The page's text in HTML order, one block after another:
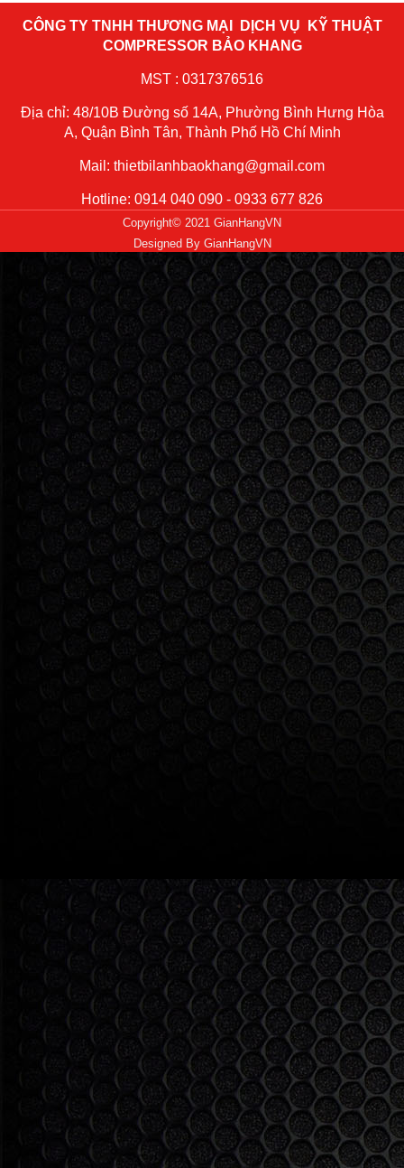
CÔNG TY TNHH THƯƠNG MẠI DỊCH VỤ KỸ THUẬT
COMPRESSOR BẢO KHANG
MST : 0317376516
Địa chỉ: 48/10B Đường số 14A, Phường Bình Hưng Hòa
A, Quận Bình Tân, Thành Phố Hồ Chí Minh
Mail: thietbilanhbaokhang@gmail.com
Hotline: 0914 040 090 - 0933 677 826
Copyright© 2021 GianHangVN
Designed By GianHangVN